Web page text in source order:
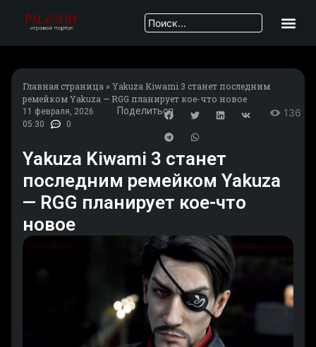
Главная страница » Yakuza Kiwami 3 станет последним
ремейком Yakuza — RGG планирует кое-что новое
11 февраля, 2026
05:30
0
Поделиться 136
Yakuza Kiwami 3 станет
последним ремейком Yakuza
— RGG планирует кое-что
новое